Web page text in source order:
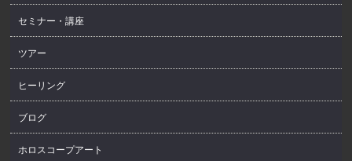
セミナー・講座
ツアー
ヒーリング
ブログ
ホロスコープアート